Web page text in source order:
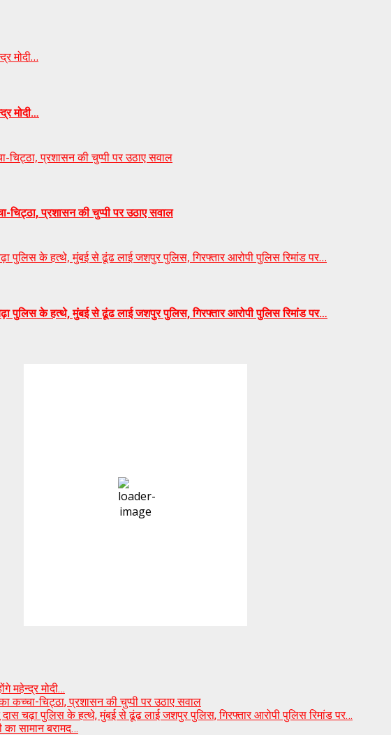
मोदी…
मोदी…
चिट्ठा, प्रशासन की चुप्पी पर उठाए सवाल
चिट्ठा, प्रशासन की चुप्पी पर उठाए सवाल
पुलिस के हत्थे, मुंबई से ढूंढ लाई जशपुर पुलिस, गिरफ्तार आरोपी पुलिस रिमांड पर…
पुलिस के हत्थे, मुंबई से ढूंढ लाई जशपुर पुलिस, गिरफ्तार आरोपी पुलिस रिमांड पर…
87 %
1001 mb
7 mph
महेन्द्र मोदी…
कच्चा-चिट्ठा, प्रशासन की चुप्पी पर उठाए सवाल
चढ़ा पुलिस के हत्थे, मुंबई से ढूंढ लाई जशपुर पुलिस, गिरफ्तार आरोपी पुलिस रिमांड पर…
सामान बरामद…